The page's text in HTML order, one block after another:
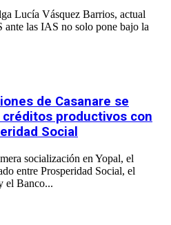
Lucía Vásquez Barrios, actual
ante las IAS no solo pone bajo la
de Casanare se
productivos con
Social
socialización en Yopal, el
entre Prosperidad Social, el
el Banco...